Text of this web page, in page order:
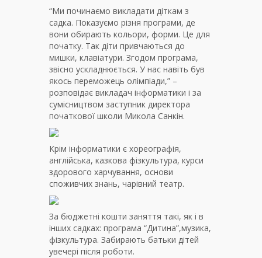
“Ми починаємо викладати діткам з
садка. Показуємо різня програми, де
вони обирають кольори, форми. Це для
початку. Так діти привчаються до
мишки, клавіатури. Згодом програма,
звісно ускладнюється. У нас навіть був
якось переможець олімпіади,” –
розповідає викладач інформатики і за
сумісництвом заступник директора
початкової школи Микола Санкін.
Крім інформатики є хореографія,
англійська, казкова фізкультура, курси
здорового харчування, основи
споживчих знань, чарівний театр.
За бюджетні кошти заняття такі, як і в
інших садках: програма “Дитина”,музика,
фізкультура. Забирають батьки дітей
увечері після роботи.